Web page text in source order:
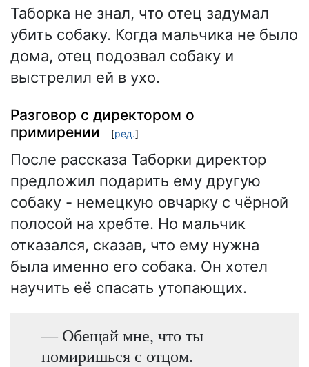
Таборка не знал, что отец задумал
убить собаку. Когда мальчика не было
дома, отец подозвал собаку и
выстрелил ей в ухо.
Разговор с директором о
примирении
[ред.]
После рассказа Таборки директор
предложил подарить ему другую
собаку - немецкую овчарку с чёрной
полосой на хребте. Но мальчик
отказался, сказав, что ему нужна
была именно его собака. Он хотел
научить её спасать утопающих.
— Обещай мне, что ты
помиришься с отцом.